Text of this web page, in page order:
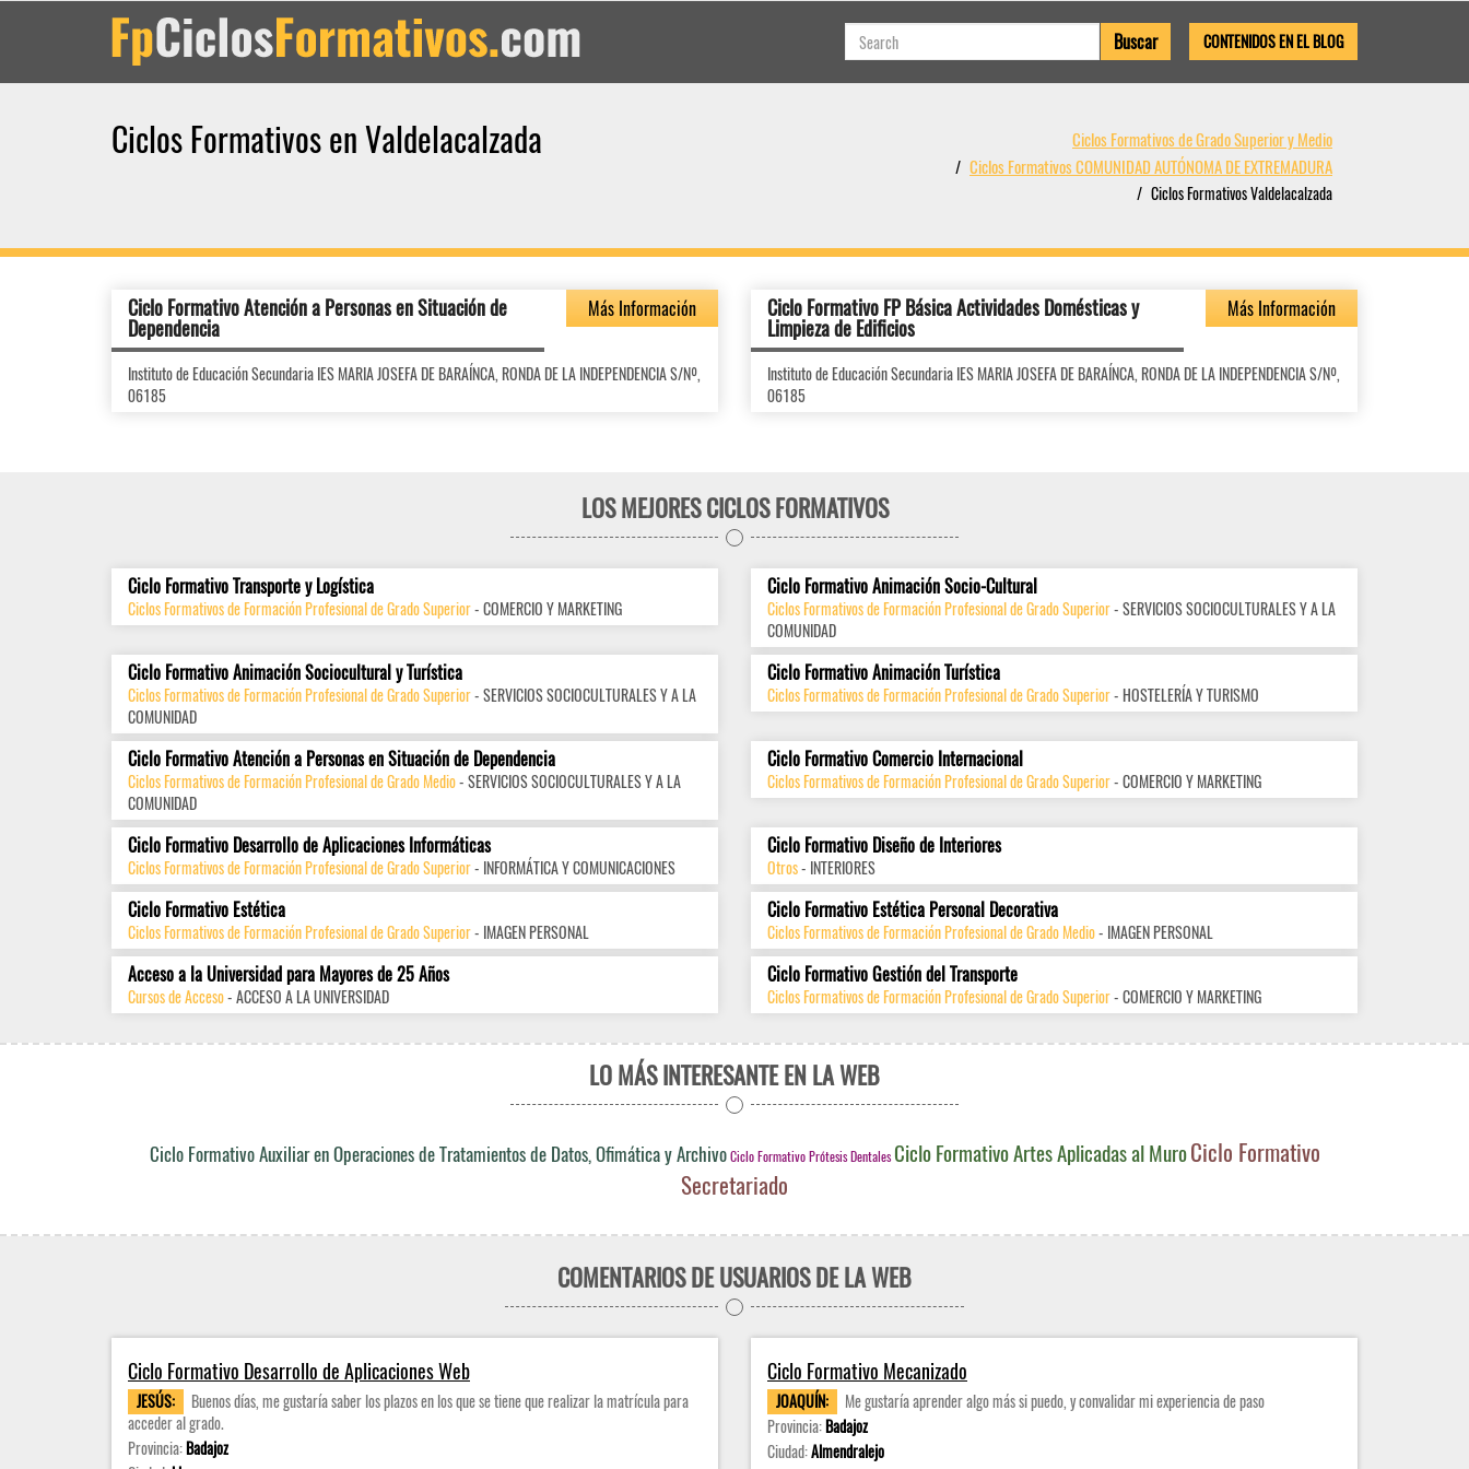
CONTENIDOS EN EL BLOG
Ciclos Formativos en Valdelacalzada
Ciclos Formativos de Grado Superior y Medio
Ciclos Formativos COMUNIDAD AUTÓNOMA DE EXTREMADURA
Ciclos Formativos Valdelacalzada
Ciclo Formativo Atención a Personas en Situación de
Dependencia
Más Información
Instituto de Educación Secundaria IES MARIA JOSEFA DE BARAÍNCA, RONDA DE LA INDEPENDENCIA S/Nº,
06185
Ciclo Formativo FP Básica Actividades Domésticas y
Limpieza de Edificios
Más Información
Instituto de Educación Secundaria IES MARIA JOSEFA DE BARAÍNCA, RONDA DE LA INDEPENDENCIA S/Nº,
06185
LOS MEJORES CICLOS FORMATIVOS
Ciclo Formativo Transporte y Logística
Ciclos Formativos de Formación Profesional de Grado Superior- COMERCIO Y MARKETING
Ciclo Formativo Animación Socio-Cultural
Ciclos Formativos de Formación Profesional de Grado Superior- SERVICIOS SOCIOCULTURALES Y A LA
COMUNIDAD
Ciclo Formativo Animación Sociocultural y Turística
Ciclos Formativos de Formación Profesional de Grado Superior- SERVICIOS SOCIOCULTURALES Y A LA
COMUNIDAD
Ciclo Formativo Animación Turística
Ciclos Formativos de Formación Profesional de Grado Superior- HOSTELERÍA Y TURISMO
Ciclo Formativo Atención a Personas en Situación de Dependencia
Ciclos Formativos de Formación Profesional de Grado Medio- SERVICIOS SOCIOCULTURALES Y A LA
COMUNIDAD
Ciclo Formativo Comercio Internacional
Ciclos Formativos de Formación Profesional de Grado Superior- COMERCIO Y MARKETING
Ciclo Formativo Desarrollo de Aplicaciones Informáticas
Ciclos Formativos de Formación Profesional de Grado Superior- INFORMÁTICA Y COMUNICACIONES
Ciclo Formativo Diseño de Interiores
Otros- INTERIORES
Ciclo Formativo Estética
Ciclos Formativos de Formación Profesional de Grado Superior- IMAGEN PERSONAL
Ciclo Formativo Estética Personal Decorativa
Ciclos Formativos de Formación Profesional de Grado Medio- IMAGEN PERSONAL
Acceso a la Universidad para Mayores de 25 Años
Cursos de Acceso- ACCESO A LA UNIVERSIDAD
Ciclo Formativo Gestión del Transporte
Ciclos Formativos de Formación Profesional de Grado Superior- COMERCIO Y MARKETING
LO MÁS INTERESANTE EN LA WEB
Ciclo Formativo Auxiliar en Operaciones de Tratamientos de Datos, Ofimática y Archivo Ciclo Formativo Prótesis Dentales Ciclo Formativo Artes Aplicadas al MuroCiclo Formativo
Secretariado
COMENTARIOS DE USUARIOS DE LA WEB
Ciclo Formativo Desarrollo de Aplicaciones Web
JESÚS:
Buenos días, me gustaría saber los plazos en los que se tiene que realizar la matrícula para
acceder al grado.
Provincia:Badajoz
Ciclo Formativo Mecanizado
JOAQUÍN:
Me gustaría aprender algo más si puedo, y convalidar mi experiencia de paso
Provincia:Badajoz
Ciudad:Almendralejo